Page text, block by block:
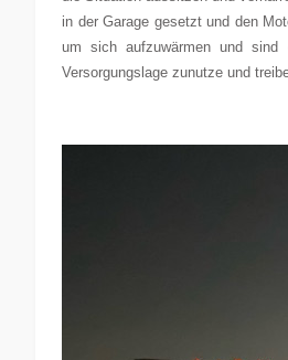
in der Garage gesetzt und den
um sich aufzuwärmen und sind
Versorgungslage zunutze und